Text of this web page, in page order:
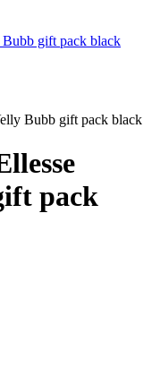
Bubb gift pack black
pack